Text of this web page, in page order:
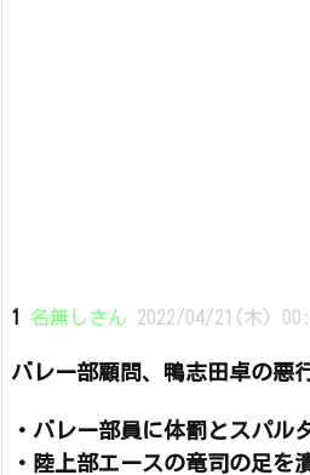
1 名無しさん 2022/04/21(木)
バレー部顧問、鴨志田卓の悪
・バレー部員に体罰とスパル
・陸上部エースの竜司の足を